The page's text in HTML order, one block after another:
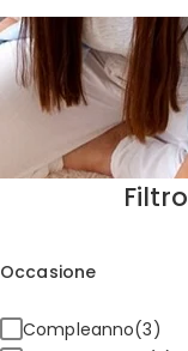
Abbigliamento
Filtro
Occasione
Compleanno(3)